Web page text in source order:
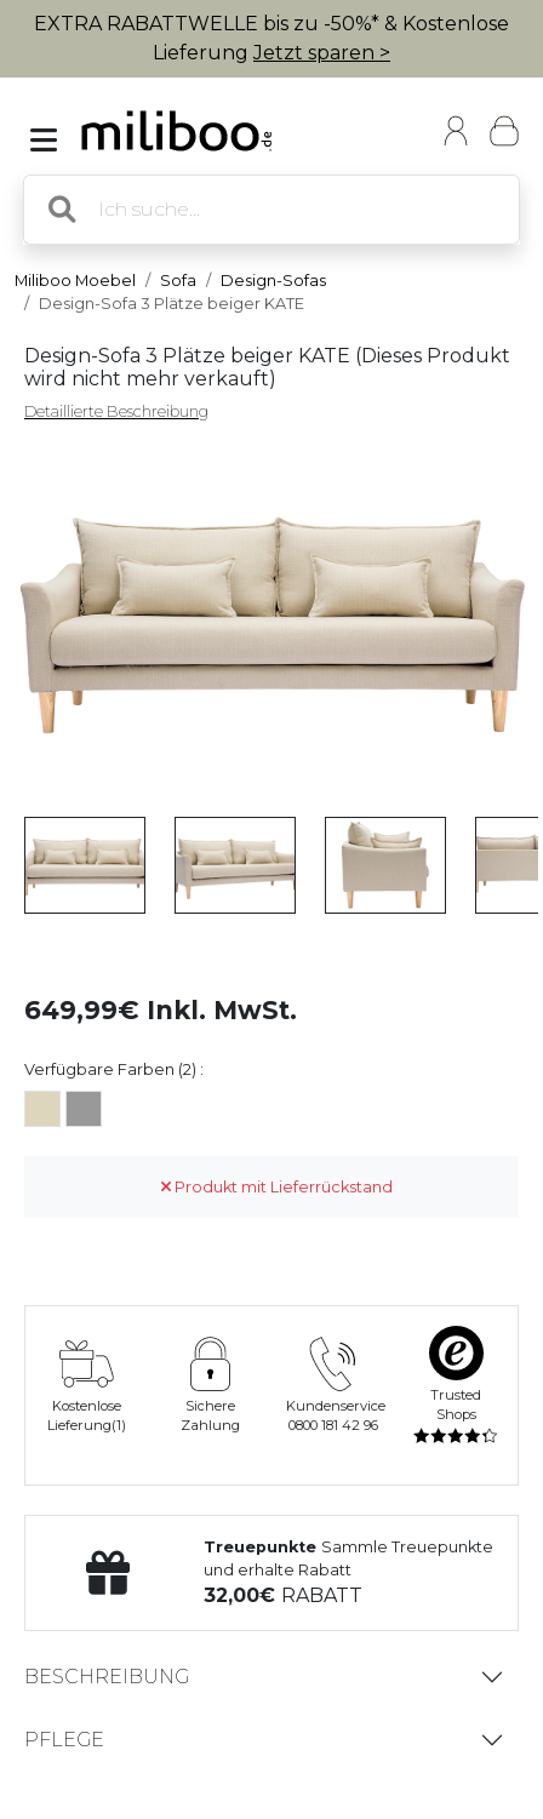
EXTRA RABATTWELLE bis zu -50%* & Kostenlose
LieferungJetzt sparen >
Miliboo Moebel Sofa
Design-Sofas
Design-Sofa 3 Plätze beiger KATE
Design-Sofa 3 Plätze beiger KATE (Dieses Produkt
wird nicht mehr verkauft)
Detaillierte Beschreibung
649,99€ Inkl. MwSt.
Verfügbare Farben (2) :
Produkt mit Lieferrückstand
Kostenlose
Lieferung(1)
Sichere
Zahlung
Kundenservice
0800 181 42 96
Trusted
Shops
Treuepunkte Sammle Treuepunkte
und erhalte Rabatt
32,00 RABATT
BESCHREIBUNG
PFLEGE